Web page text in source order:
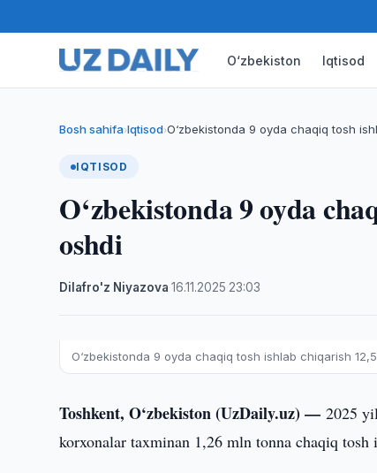
O‘zbekiston Iqtisod
Bosh sahifa›Iqtisod›O‘zbekistonda 9 oyda chaqiq tosh
IQTISOD
O‘zbekistonda 9 oyda
oshdi
Dilafro'z Niyazova ·16.11.2025 23:03
O‘zbekistonda 9 oyda chaqiq tosh ishlab chiqarish
Toshkent, O‘zbekiston (UzDaily.uz) —2025
korxonalar taxminan 1,26 mln tonna chaqiq